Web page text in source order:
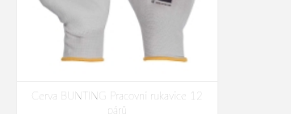
Cerva BUNTING Pracovní rukavice 12
párů